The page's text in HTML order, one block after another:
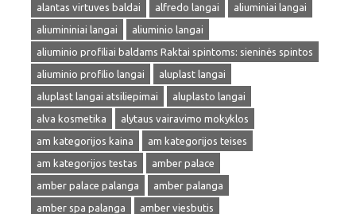
alantas virtuves baldai
alfredo langai
aliuminiai langai
aliumininiai langai
aliuminio langai
aliuminio profiliai baldams Raktai spintoms: sieninės spintos
aliuminio profilio langai
aluplast langai
aluplast langai atsiliepimai
aluplasto langai
alva kosmetika
alytaus vairavimo mokyklos
am kategorijos kaina
am kategorijos teises
am kategorijos testas
amber palace
amber palace palanga
amber palanga
amber spa palanga
amber viesbutis